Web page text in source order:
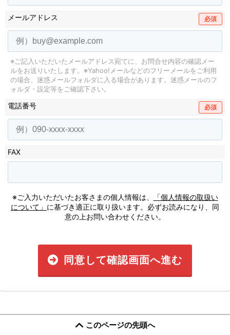
メールアドレス 必須
※ご記入いただいたメールアドレス宛てに、お問合せ内容の確認メー
ルをお送りいたします。 ※Yahoo!メールなどのフリーメールをご利用
の場合、迷惑メールフォルダに入る場合があります。 迷惑メールのフ
ォルダ・設定等をご確認下さい。
電話番号 必須
FAX
※ご入力いただいたお客さまの個人情報は、
「個人情報の取扱い
について」 に基づき適正に取り扱います。必ずお読みになり、同
意の上お問い合わせください。
同意して確認画面へ進む
このページの先頭へ